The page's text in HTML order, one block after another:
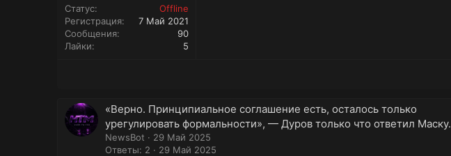
Статус
Offline
Регистрация
7 Май 2021
Сообщения
90
Лайки
5
«Верно. Принципиальное соглашение есть, осталось только
урегулировать формальности», — Дуров только что ответил Маску.
NewsBot
29 Май 2025
Ответы: 2
29 Май 2025